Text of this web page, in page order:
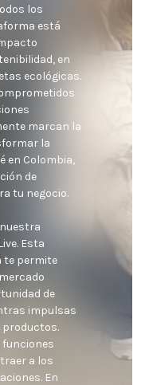
los
está
en
ecológicas.
marcan la
la
en Colombia,
de
tu negocio.
Esta
te permite
de
impulsas
productos.
funciones
a los
En